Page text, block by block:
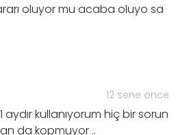
oluyor mu acaba oluyo sa
12 sene önce
aydır kullanıyorum hiç bir sorun
da kopmuyor ..